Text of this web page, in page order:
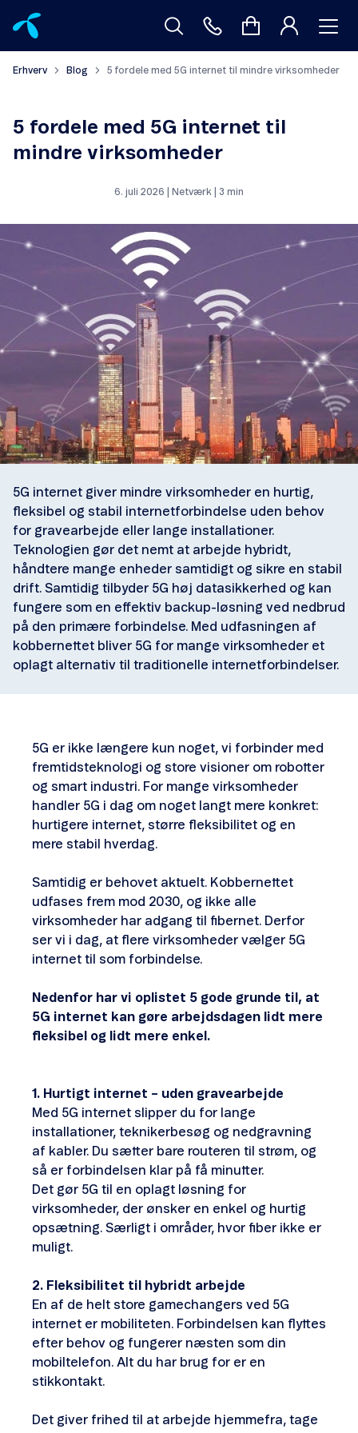
Erhverv Blog 5 fordele med 5G internet til mindre virksomheder
5 fordele med 5G internet til
mindre virksomheder
6. juli 2026 | Netværk | 3 min
5G internet giver mindre virksomheder en hurtig,
fleksibel og stabil internetforbindelse uden behov
for gravearbejde eller lange installationer.
Teknologien gør det nemt at arbejde hybridt,
håndtere mange enheder samtidigt og sikre en stabil
drift. Samtidig tilbyder 5G høj datasikkerhed og kan
fungere som en effektiv backup-løsning ved nedbrud
på den primære forbindelse. Med udfasningen af
kobbernettet bliver 5G for mange virksomheder et
oplagt alternativ til traditionelle internetforbindelser.
5G er ikke længere kun noget, vi forbinder med
fremtidsteknologi og store visioner om robotter
og smart industri. For mange virksomheder
handler 5G i dag om noget langt mere konkret:
hurtigere internet, større fleksibilitet og en
mere stabil hverdag.
Samtidig er behovet aktuelt. Kobbernettet
udfases frem mod 2030, og ikke alle
virksomheder har adgang til fibernet. Derfor
ser vi i dag, at flere virksomheder vælger 5G
internet til som forbindelse.
Nedenfor har vi oplistet 5 gode grunde til, at
5G internet kan gøre arbejdsdagen lidt mere
fleksibel og lidt mere enkel.
1. Hurtigt internet – uden gravearbejde
Med 5G internet slipper du for lange
installationer, teknikerbesøg og nedgravning
af kabler. Du sætter bare routeren til strøm, og
så er forbindelsen klar på få minutter.
Det gør 5G til en oplagt løsning for
virksomheder, der ønsker en enkel og hurtig
opsætning. Særligt i områder, hvor fiber ikke er
muligt.
2. Fleksibilitet til hybridt arbejde
En af de helt store gamechangers ved 5G
internet er mobiliteten. Forbindelsen kan flyttes
efter behov og fungerer næsten som din
mobiltelefon. Alt du har brug for er en
stikkontakt.
Det giver frihed til at arbejde hjemmefra, tage